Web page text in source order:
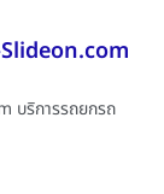
บริการรถยกรถ